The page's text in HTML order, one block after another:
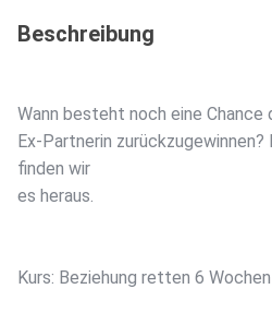
Beschreibung
Wann besteht noch eine Chance
Ex-Partnerin
finden wir
es heraus.
Kurs: Beziehung retten 6